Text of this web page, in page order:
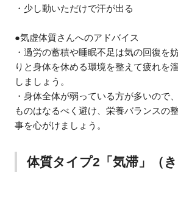
・少し動いただけで汗が出る
●気虚体質さんへのアドバイス
・過労の蓄積や睡眠不足は気の回復を
りと身体を休める環境を整えて疲れを
しましょう。
・身体全体が弱っている方が多いので
ものはなるべく避け、栄養バランスの
事を心がけましょう。
体質タイプ2「気滞」（き